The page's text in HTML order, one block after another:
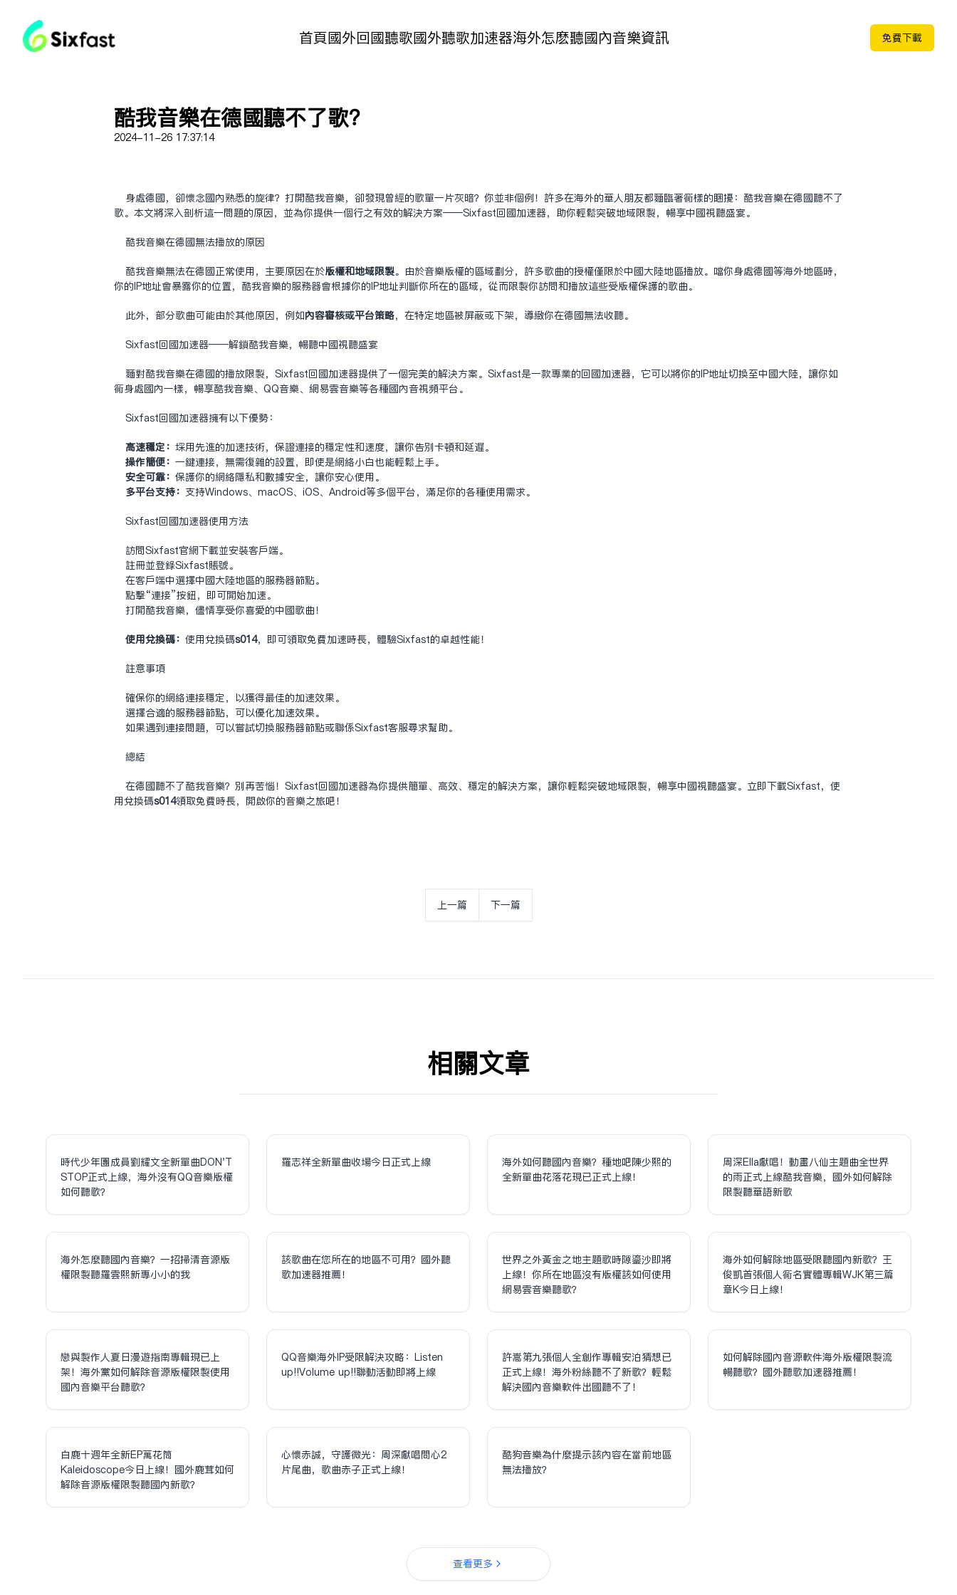
首頁國外回國聽歌國外聽歌加速器海外怎麽聽國內音樂資訊 免费下载
酷我音乐在德国听不了歌？
2024-11-26 17:37:14
身处德国，却怀念国内熟悉的旋律？打开酷我音乐，却发现曾经的歌单一片灰暗？你并非个例！许多在海外的华人朋友都面临着同样的困扰：酷我音乐在德国听不了
歌。本文将深入剖析这一问题的原因，并为你提供一个行之有效的解决方案——Sixfast回国加速器，助你轻松突破地域限制，畅享中国视听盛宴。
酷我音乐在德国无法播放的原因
酷我音乐无法在德国正常使用，主要原因在于版权和地域限制。由于音乐版权的区域划分，许多歌曲的授权仅限于中国大陆地区播放。当你身处德国等海外地区时，
你的IP地址会暴露你的位置，酷我音乐的服务器会根据你的IP地址判断你所在的区域，从而限制你访问和播放这些受版权保护的歌曲。
此外，部分歌曲可能由于其他原因，例如内容审核或平台策略，在特定地区被屏蔽或下架，导致你在德国无法收听。
Sixfast回国加速器——解锁酷我音乐，畅听中国视听盛宴
面对酷我音乐在德国的播放限制，Sixfast回国加速器提供了一个完美的解决方案。Sixfast是一款专业的回国加速器，它可以将你的IP地址切换至中国大陆，让你如
同身处国内一样，畅享酷我音乐、QQ音乐、网易云音乐等各种国内音视频平台。
Sixfast回国加速器拥有以下优势：
高速稳定： 采用先进的加速技术，保证连接的稳定性和速度，让你告别卡顿和延迟。
操作简便： 一键连接，无需复杂的设置，即使是网络小白也能轻松上手。
安全可靠： 保护你的网络隐私和数据安全，让你安心使用。
多平台支持： 支持Windows、macOS、iOS、Android等多个平台，满足你的各种使用需求。
Sixfast回国加速器使用方法
访问Sixfast官网下载并安装客户端。
注册并登录Sixfast账号。
在客户端中选择中国大陆地区的服务器节点。
点击“连接”按钮，即可开始加速。
打开酷我音乐，尽情享受你喜爱的中国歌曲！
使用兑换码： 使用兑换码s014，即可领取免费加速时长，体验Sixfast的卓越性能！
注意事项
确保你的网络连接稳定，以获得最佳的加速效果。
选择合适的服务器节点，可以优化加速效果。
如果遇到连接问题，可以尝试切换服务器节点或联系Sixfast客服寻求帮助。
总结
在德国听不了酷我音乐？别再苦恼！Sixfast回国加速器为你提供简单、高效、稳定的解决方案，让你轻松突破地域限制，畅享中国视听盛宴。立即下载Sixfast，使
用兑换码s014领取免费时长，开启你的音乐之旅吧！
上一篇 下一篇
相关文章
時代少年團成員劉耀文全新單曲DON'T
STOP正式上線，海外沒有QQ音樂版權
如何聽歌？
羅志祥全新單曲收場今日正式上線
海外如何聽國內音樂？種地吧陳少熙的
全新單曲花落花現已正式上線！
周深Ella獻唱！動畫八仙主題曲全世界
的雨正式上線酷我音樂，國外如何解除
限制聽華語新歌
海外怎麼聽國內音樂？一招掃清音源版
權限制聽羅雲熙新專小小的我
該歌曲在您所在的地區不可用？國外聽
歌加速器推薦！
世界之外黃金之地主題歌時隙鎏沙即將
上線！你所在地區沒有版權該如何使用
網易雲音樂聽歌？
海外如何解除地區受限聽國內新歌？王
俊凱首張個人同名實體專輯WJK第三篇
章K今日上線！
戀與製作人夏日漫遊指南專輯現已上
架！海外黨如何解除音源版權限制使用
國內音樂平台聽歌？
QQ音樂海外IP受限解決攻略：Listen
up!!Volume up!!聯動活動即將上線
許嵩第九張個人全創作專輯安泊猜想已
正式上線！海外粉絲聽不了新歌？輕鬆
解決國內音樂軟件出國聽不了！
如何解除國內音源軟件海外版權限制流
暢聽歌？國外聽歌加速器推薦！
白鹿十週年全新EP萬花筒
Kaleidoscope今日上線！國外鹿茸如何
解除音源版權限制聽國內新歌？
心懷赤誠，守護微光：周深獻唱問心2
片尾曲，歌曲赤子正式上線！
酷狗音樂為什麼提示該內容在當前地區
無法播放？
查看更多